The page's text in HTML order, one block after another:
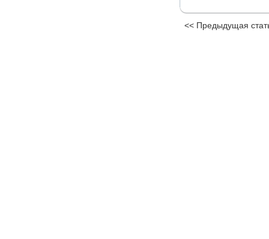
<< Предыдущая